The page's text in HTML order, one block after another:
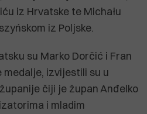
iz Hrvatske te Michału
iz Poljske.
su Marko Dorčić i Fran
izvijestili su u
čiji je župan Anđelko
i mladim